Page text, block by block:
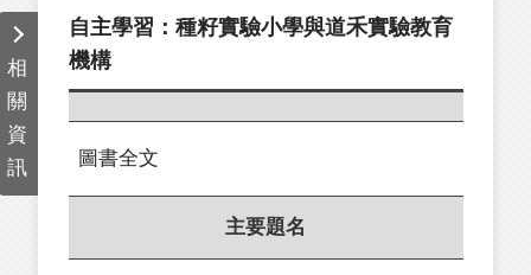
相
關
資
訊
自主學習：種籽實驗小學與道禾實驗教育
機構
圖書全文
主要題名